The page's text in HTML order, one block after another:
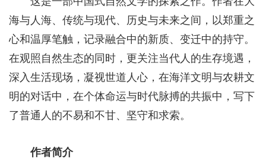
海与人海、传统与现代、历史与未来之间，以郑重之
心和温厚笔触，记录融合中的新质、变迁中的持守。
在观照自然生态的同时，更关注当代人的生存境遇，
深入生活现场，凝视世道人心，在海洋文明与农耕文
明的对话中，在个体命运与时代脉搏的共振中，写下
了普通人的不易和不甘、坚守和求索。
作者简介